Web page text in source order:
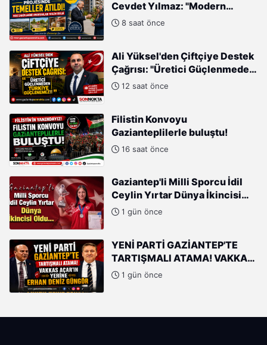
Cevdet Yılmaz: "Modern
Türkiye'nin İmarında
8 saat önce
Ali Yüksel'den Çiftçiye Destek
Çağrısı: "Üretici Güçlenmeden
Türkiye Güçlenemez!"
12 saat önce
Filistin Konvoyu
Gazianteplilerle buluştu!
16 saat önce
Gaziantep'li Milli Sporcu İdil
Ceylin Yırtar Dünya İkincisi
Oldu1 gün önce
YENİ PARTİ GAZİANTEP'TE
TARTIŞMALI ATAMA! VAKKAS
AÇAR'IN YERİNE ERHAN DENİZ
1 gün önce